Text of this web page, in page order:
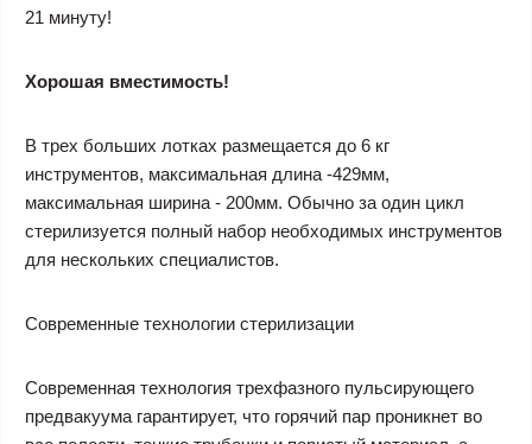
21 минуту!
Хорошая вместимость!
В трех больших лотках размещается до 6 кг
инструментов, максимальная длина -429мм,
максимальная ширина - 200мм. Обычно за один цикл
стерилизуется полный набор необходимых инструментов
для нескольких специалистов.
Современные технологии стерилизации
Современная технология трехфазного пульсирующего
предвакуума гарантирует, что горячий пар проникнет во